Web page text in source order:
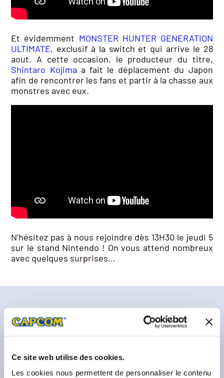
Ce site web utilise des cookies.
Les cookies nous permettent de personnaliser le contenu
Et évidemment MONSTER HUNTER GENERATION
ULTIMATE, exclusif à la switch et qui arrive le 28
aout. A cette occasion, le producteur du titre,
Shintaro Kojima a fait le déplacement du Japon
afin de rencontrer les fans et partir à la chasse aux
monstres avec eux.
N’hésitez pas à nous rejoindre dès 13H30 le jeudi 5
sur le stand Nintendo ! On vous attend nombreux
avec quelques surprises…
Dernières actualités